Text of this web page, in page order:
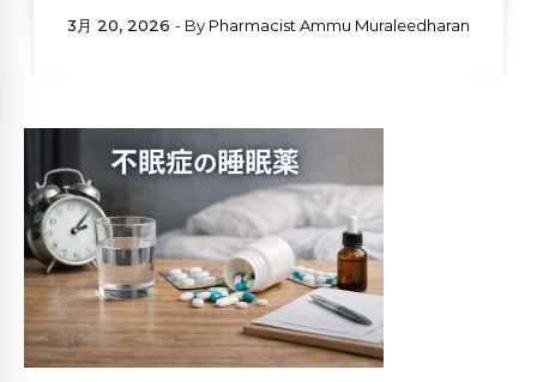
3月 20, 2026 - By Pharmacist Ammu Muraleedharan